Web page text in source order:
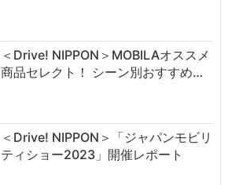
＜Drive! NIPPON＞MOBILAオススメ
商品セレクト！ シーン別おすすめ…
＜Drive! NIPPON＞「ジャパンモビリ
ティショー2023」開催レポート